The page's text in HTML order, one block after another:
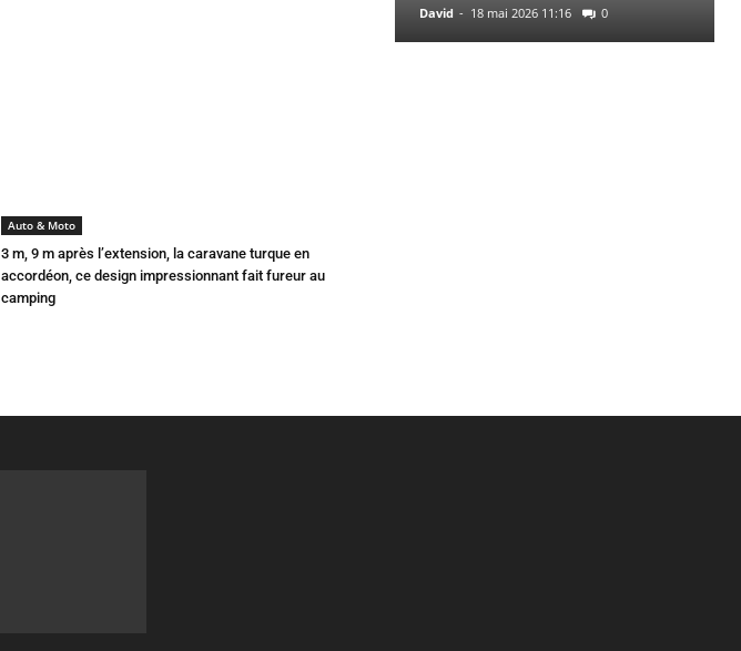
Auto & Moto
3 m, 9 m après l’extension, la caravane turque en
accordéon, ce design impressionnant fait fureur au
camping
David - 18 mai 2026 11:16 0